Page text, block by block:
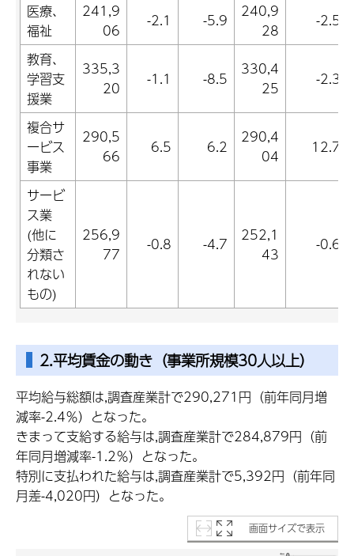
医療、
福祉
241,9
06
-2.1 -5.9
240,9
28
-2.5
教育、
学習支
援業
335,3
20
-1.1 -8.5
330,4
25
-2.3
複合サ
ービス
事業
290,5
66
6.5 6.2
290,4
04
12.7
サービ
ス業
(他に
分類さ
れない
もの)
256,9
77
-0.8 -4.7
252,1
43
-0.6
2.平均賃金の動き（事業所規模30人以上）
平均給与総額は,調査産業計で290,271円（前年同月増
減率-2.4％）となった。
きまって支給する給与は,調査産業計で284,879円（前
年同月増減率-1.2％）となった。
特別に支払われた給与は,調査産業計で5,392円（前年同
月差-4,020円）となった。
画面サイズで表示